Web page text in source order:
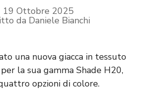
19 Ottobre 2025
da Daniele Bianchi
una nuova giacca in tessuto
la sua gamma Shade H20,
opzioni di colore.